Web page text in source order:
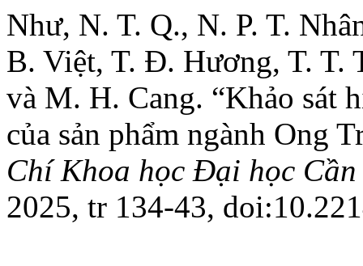
Như, N. T. Q., N. P. T.
B. Việt, T. Đ. Hương, T. T.
và M. H. Cang. “Khảo sát
của sản phẩm ngành Ong
Chí Khoa học Đại học
2025, tr 134-43,